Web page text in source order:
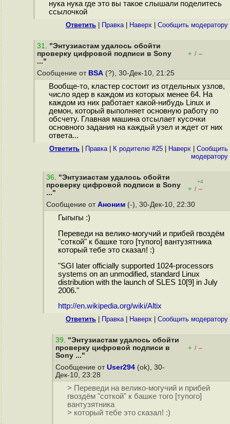
нука нука где это вы такое слышали поделитесь
ссылочкой
Ответить Правка| Наверх Cообщить модератору
31. "Энтузиастам удалось обойти
проверку цифровой подписи в Sony
..."
+ / –
Сообщение от BSA (?), 30-Дек-10, 21:25
Вообще-то, кластер состоит из отдельных узлов,
число ядер в каждом из которых менее 64. На
каждом из них работает какой-нибудь Linux и
демон, который выполняет основную работу по
обсчету. Главная машина отсылает кусочки
основного задания на каждый узел и ждет от них
ответа...
Ответить Правка| К родителю #25 Наверх
Cообщить
модератору
36. "Энтузиастам удалось обойти
проверку цифровой подписи в Sony
..."
+4
+ / –
Сообщение от Аноним (-), 30-Дек-10, 22:30
Гыгыгы :)
Переведи на велико-могучий и прибей гвоздём
"соткой" к башке того [тупого] вантузятника
который тебе это сказал! :)
"SGI later officially supported 1024-processors
systems on an unmodified, standard Linux
distribution with the launch of SLES 10[9] in July
2006."
http://en.wikipedia.org/wiki/Altix
Ответить Правка| Наверх Cообщить модератору
39. "Энтузиастам удалось обойти
проверку цифровой подписи в
Sony ..."
+ / –
Сообщение от User294 (ok), 30-
Дек-10, 23:28
> Переведи на велико-могучий и прибей
гвоздём "соткой" к башке того [тупого]
вантузятника
> который тебе это сказал! :)